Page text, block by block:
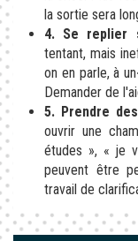
la sortie sera
4. Se replier
tentant, mais
on en parle, à
Demander de
5. Prendre
ouvrir une
études », « je
peuvent être
travail de